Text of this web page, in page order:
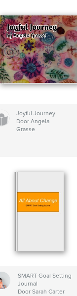
Joyful Journey
Door Angela
Grasse
SMART Goal Setting
Journal
Door Sarah Carter